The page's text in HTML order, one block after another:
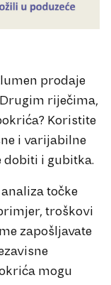
prodaje
riječima,
Koristite
i varijabilne
dobiti i gubitka.
točke
troškovi
zapošljavate
mogu